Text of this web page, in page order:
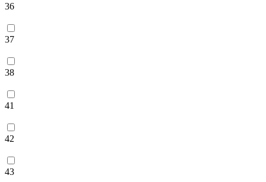
36
37
38
41
42
43